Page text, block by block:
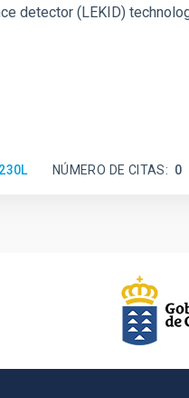
detector (LEKID)
NÚMERO DE CITAS 0